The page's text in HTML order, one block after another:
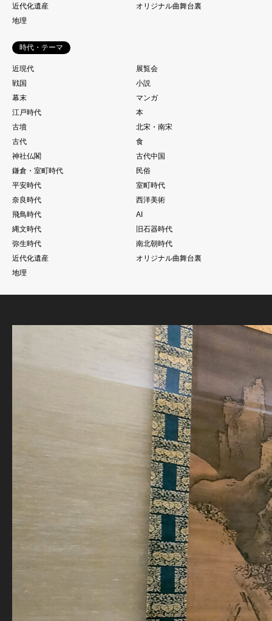
近代化遺産
オリジナル曲舞台裏
地理
時代・テーマ
近現代
展覧会
戦国
小説
幕末
マンガ
江戸時代
本
古墳
北宋・南宋
古代
食
神社仏閣
古代中国
鎌倉・室町時代
民俗
平安時代
室町時代
奈良時代
西洋美術
飛鳥時代
AI
縄文時代
旧石器時代
弥生時代
南北朝時代
近代化遺産
オリジナル曲舞台裏
地理